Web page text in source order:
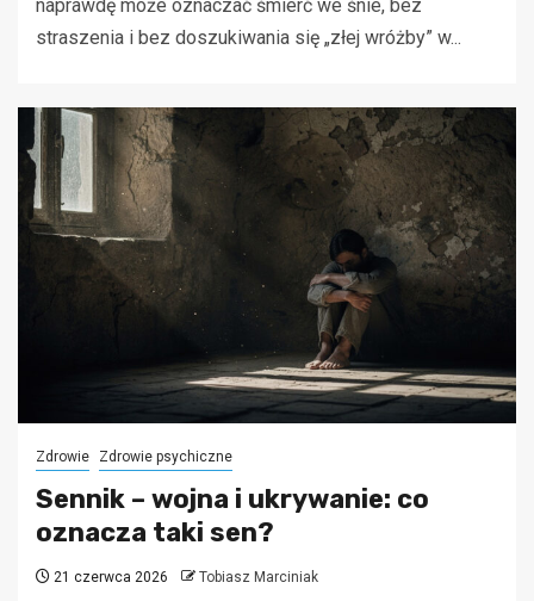
naprawdę może oznaczać śmierć we śnie, bez
straszenia i bez doszukiwania się „złej wróżby” w...
Zdrowie Zdrowie psychiczne
Sennik – wojna i ukrywanie: co
oznacza taki sen?
21 czerwca 2026 Tobiasz Marciniak